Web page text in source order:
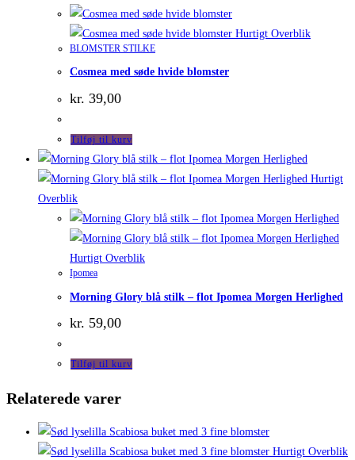
Hurtigt Overblik
BLOMSTER STILKE
Cosmea med søde hvide blomster
kr. 39,00
Tilføj til kurv
Hurtigt
Overblik
Hurtigt Overblik
Ipomea
Morning Glory blå stilk – flot Ipomea Morgen Herlighed
kr. 59,00
Tilføj til kurv
Relaterede varer
Hurtigt Overblik